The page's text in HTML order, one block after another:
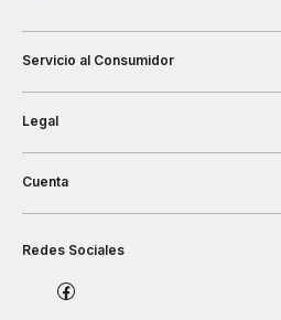
Servicio al Consumidor
Legal
Cuenta
Redes Sociales